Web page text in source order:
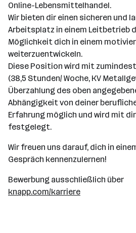
Online-Lebensmittelhandel.
Wir bieten dir einen sicheren und
Arbeitsplatz in einem Leitbetrieb
Möglichkeit dich in einem
weiterzuentwickeln.
Diese Position wird mit zumindest
(38,5 Stunden/ Woche, KV
Überzahlung des oben
Abhängigkeit von deiner
Erfahrung möglich und wird mit
festgelegt.
Wir freuen uns darauf, dich in
Gespräch kennenzulernen!
Bewerbung ausschließlich über
knapp.com/karriere